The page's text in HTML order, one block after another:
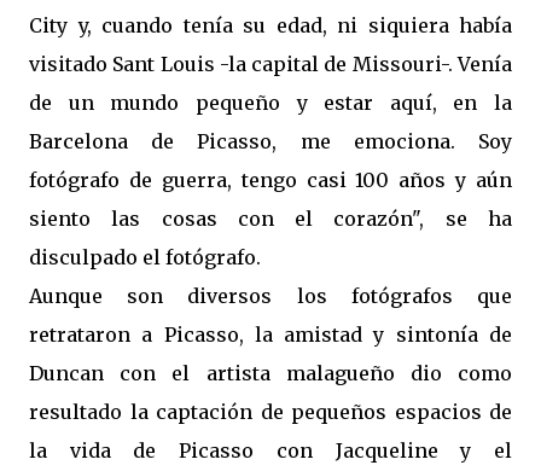
City y, cuando tenía su edad, ni siquiera había
visitado Sant Louis -la capital de Missouri-. Venía
de un mundo pequeño y estar aquí, en la
Barcelona de Picasso, me emociona. Soy
fotógrafo de guerra, tengo casi 100 años y aún
siento las cosas con el corazón", se ha
disculpado el fotógrafo.
Aunque son diversos los fotógrafos que
retrataron a Picasso, la amistad y sintonía de
Duncan con el artista malagueño dio como
resultado la captación de pequeños espacios de
la vida de Picasso con Jacqueline y el